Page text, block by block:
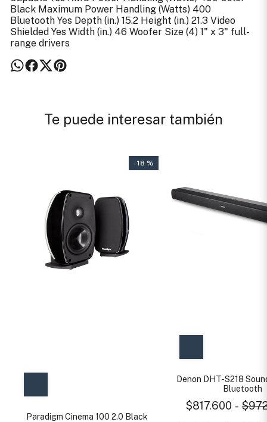
Black Maximum Power Handling (Watts) 400
Bluetooth Yes Depth (in.) 15.2 Height (in.) 21.3 Video
Shielded Yes Width (in.) 46 Woofer Size (4) 1" x 3" full-
range drivers
Te puede interesar también
- 18 %
Paradigm Cinema 100 2.0 Black
Denon DHT-S218
Bluetooth
$817.600 -